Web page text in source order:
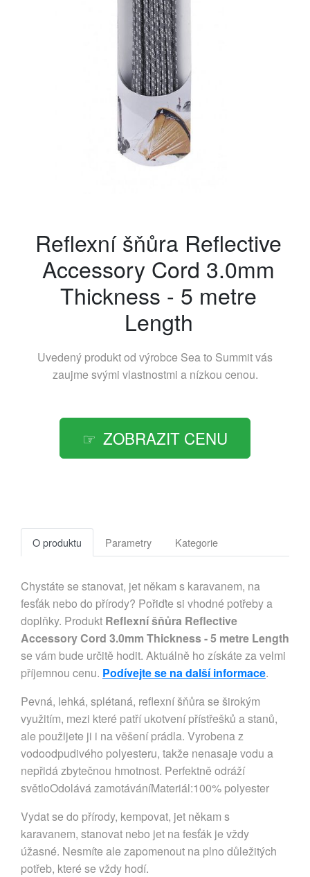
Reflexní šňůra Reflective
Accessory Cord 3.0mm
Thickness - 5 metre
Length
Uvedený produkt od výrobce Sea to Summitvás
zaujme svými vlastnostmi a nízkou cenou.
ZOBRAZIT CENU
O produktu Parametry Kategorie
Chystáte se stanovat, jet někam s karavanem, na
fesťák nebo do přírody? Pořiďte si vhodné potřeby a
doplňky. Produkt Reflexní šňůra Reflective
Accessory Cord 3.0mm Thickness - 5 metre Length
se vám bude určitě hodit. Aktuálně ho získáte za velmi
příjemnou cenu. Podívejte se na další informace.
Pevná, lehká, splétaná, reflexní šňůra se širokým
využitím, mezi které patří ukotvení přístřešků a stanů,
ale použijete ji i na věšení prádla. Vyrobena z
vodoodpudivého polyesteru, takže nenasaje vodu a
nepřidá zbytečnou hmotnost. Perfektně odráží
světloOdolává zamotáváníMateriál:100% polyester
Vydat se do přírody, kempovat, jet někam s
karavanem, stanovat nebo jet na fesťák je vždy
úžasné. Nesmíte ale zapomenout na plno důležitých
potřeb, které se vždy hodí.